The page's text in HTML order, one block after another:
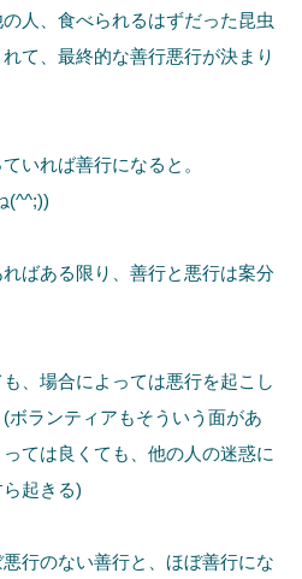
人、食べられるはずだった昆虫
て、最終的な善行悪行が決まり
いれば善行になると。
(^^;))
ばある限り、善行と悪行は案分
、場合によっては悪行を起こし
ボランティアもそういう面があ
ては良くても、他の人の迷惑に
起きる)
行のない善行と、ほぼ善行にな